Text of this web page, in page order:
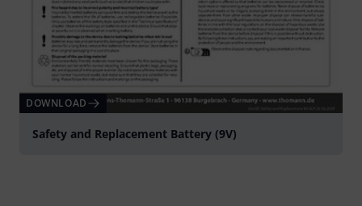
DOWNLOAD
Safety and Replacement Battery (9V)